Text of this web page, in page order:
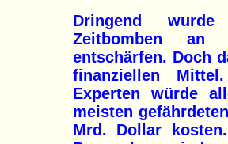
Dringend
Zeitbomben an
entschärfen. Doch
finanziellen
Experten würde
meisten
Mrd. Dollar